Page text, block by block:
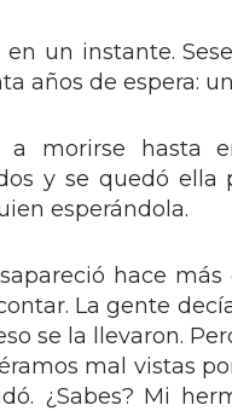
un instante.
años de espera:
a morirse hasta
y se quedó ella
esperándola.
hace más
La gente
se la llevaron.
mal vistas
¿Sabes? Mi